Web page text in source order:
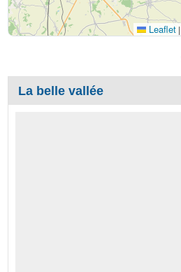
Leaflet |
La belle vallée